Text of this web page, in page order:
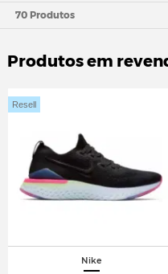
70 Produtos
Produtos em
Nike
Resell